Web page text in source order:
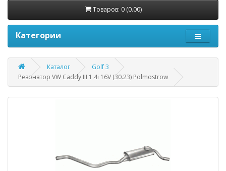
Товаров: 0 (0.00)
Категории
Каталог
Golf 3
Резонатор VW Caddy III 1.4i 16V (30.23) Polmostrow